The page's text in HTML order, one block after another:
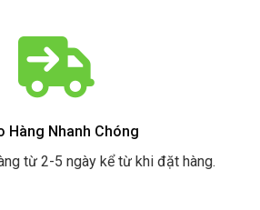
Hàng Nhanh Chóng
từ 2-5 ngày kể từ khi đặt hàng.